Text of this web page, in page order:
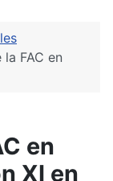
FAC en
en
XI en